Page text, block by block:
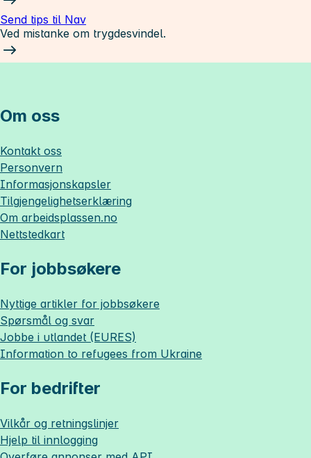
Send tips til Nav
Ved mistanke om trygdesvindel.
Om oss
Kontakt oss
Personvern
Informasjonskapsler
Tilgjengelighetserklæring
Om arbeidsplassen.no
Nettstedkart
For jobbsøkere
Nyttige artikler for jobbsøkere
Spørsmål og svar
Jobbe i utlandet (EURES)
Information to refugees from Ukraine
For bedrifter
Vilkår og retningslinjer
Hjelp til innlogging